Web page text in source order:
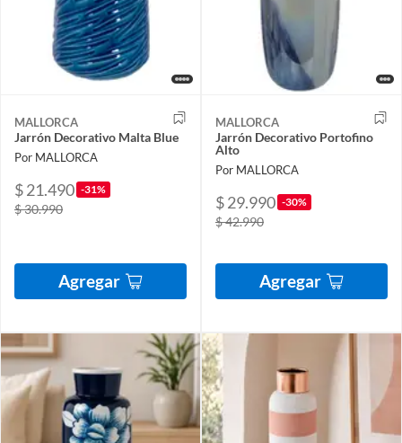
MALLORCA
Jarrón Decorativo Malta Blue
Por MALLORCA
$ 21.490 -31%
$ 30.990
Agregar
MALLORCA
Jarrón Decorativo Portofino
Alto
Por MALLORCA
$ 29.990 -30%
$ 42.990
Agregar